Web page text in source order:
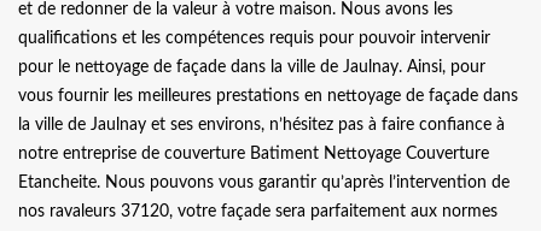
et de redonner de la valeur à votre maison. Nous avons les
qualifications et les compétences requis pour pouvoir intervenir
pour le nettoyage de façade dans la ville de Jaulnay. Ainsi, pour
vous fournir les meilleures prestations en nettoyage de façade dans
la ville de Jaulnay et ses environs, n’hésitez pas à faire confiance à
notre entreprise de couverture Batiment Nettoyage Couverture
Etancheite. Nous pouvons vous garantir qu’après l’intervention de
nos ravaleurs 37120, votre façade sera parfaitement aux normes